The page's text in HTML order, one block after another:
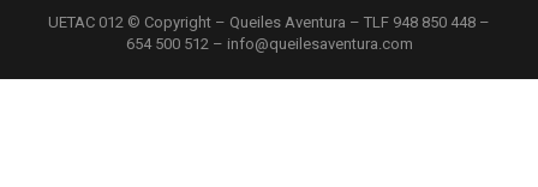
UETAC 012 © Copyright – Queiles Aventura – TLF 948 850 448 –
654 500 512 – info@queilesaventura.com